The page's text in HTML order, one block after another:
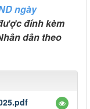
ngày
đính kèm
dân theo